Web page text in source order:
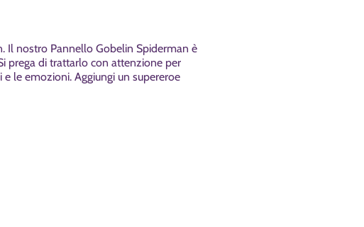
. Il nostro Pannello Gobelin Spiderman è
prega di trattarlo con attenzione per
le emozioni. Aggiungi un supereroe